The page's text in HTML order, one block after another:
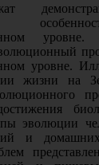
уровне.
жизни на
эволюции
и